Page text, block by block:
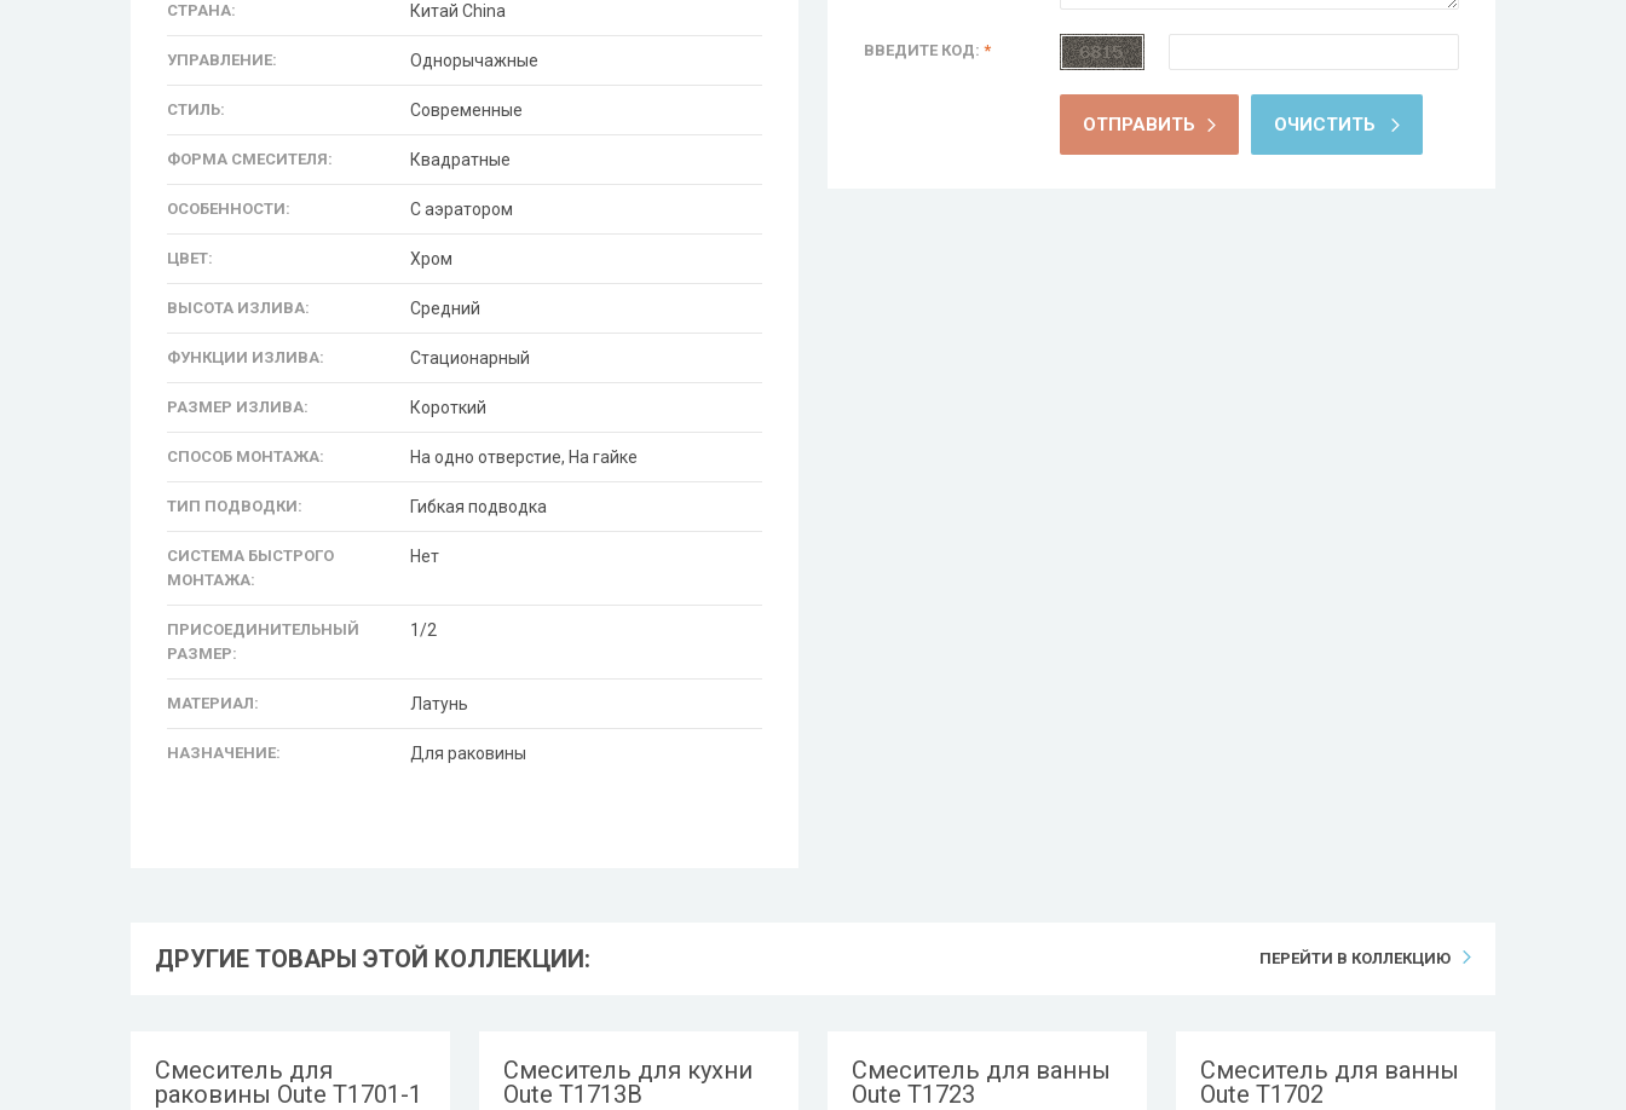
СТРАНА: Китай China
УПРАВЛЕНИЕ: Однорычажные
СТИЛЬ: Современные
ФОРМА СМЕСИТЕЛЯ: Квадратные
ОСОБЕННОСТИ: С аэратором
ЦВЕТ: Хром
ВЫСОТА ИЗЛИВА: Средний
ФУНКЦИИ ИЗЛИВА: Стационарный
РАЗМЕР ИЗЛИВА: Короткий
СПОСОБ МОНТАЖА: На одно отверстие, На гайке
ТИП ПОДВОДКИ: Гибкая подводка
СИСТЕМА БЫСТРОГО
МОНТАЖА:
Нет
ПРИСОЕДИНИТЕЛЬНЫЙ
РАЗМЕР:
1/2
МАТЕРИАЛ: Латунь
НАЗНАЧЕНИЕ: Для раковины
ВВЕДИТЕ КОД: *
ОТПРАВИТЬ ОЧИСТИТЬ
ДРУГИЕ ТОВАРЫ ЭТОЙ КОЛЛЕКЦИИ: ПЕРЕЙТИ В КОЛЛЕКЦИЮ
Смеситель для
раковины Oute T1701-1
Смеситель для кухни
Oute T1713B
Смеситель для ванны
Oute T1723
Смеситель для ванны
Oute T1702